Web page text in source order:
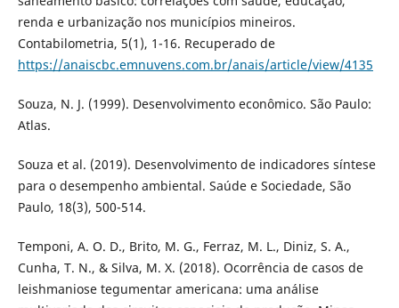
renda e urbanização nos municípios mineiros.
Contabilometria, 5(1), 1-16. Recuperado de
https://anaiscbc.emnuvens.com.br/anais/article/view/4135
Souza, N. J. (1999). Desenvolvimento econômico. São Paulo:
Atlas.
Souza et al. (2019). Desenvolvimento de indicadores síntese
para o desempenho ambiental. Saúde e Sociedade, São
Paulo, 18(3), 500-514.
Temponi, A. O. D., Brito, M. G., Ferraz, M. L., Diniz, S. A.,
Cunha, T. N., & Silva, M. X. (2018). Ocorrência de casos de
leishmaniose tegumentar americana: uma análise